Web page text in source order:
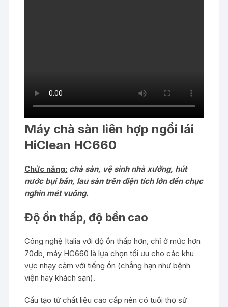
Máy chà sàn liên hợp ngồi lái
HiClean HC660
Chức năng: chà sàn, vệ sinh nhà xưởng, hút
nước bụi bẩn, lau sàn trên diện tích lớn đến chục
nghìn mét vuông.
Độ ồn thấp, độ bền cao
Công nghệ Italia với độ ồn thấp hơn, chỉ ở mức hơn
70db, máy HC660 là lựa chọn tối ưu cho các khu
vực nhạy cảm với tiếng ồn (chẳng hạn như bệnh
viện hay khách sạn).
Cấu tạo từ chất liệu cao cấp nên có tuổi thọ sử